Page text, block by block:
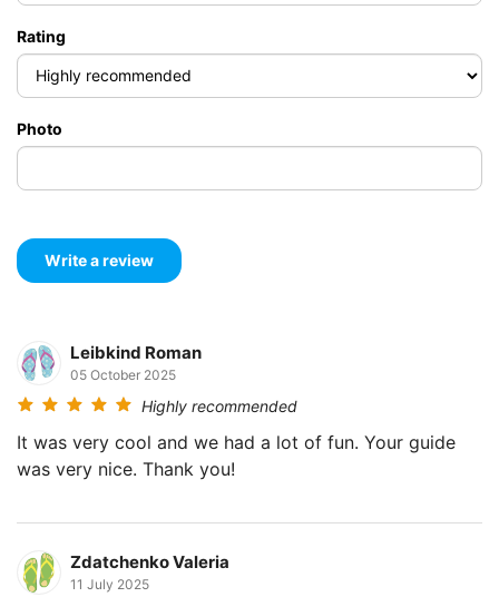
Rating
Photo
Leibkind Roman
05 October 2025
Highly recommended
It was very cool and we had a lot of fun. Your guide
was very nice. Thank you!
Zdatchenko Valeria
11 July 2025